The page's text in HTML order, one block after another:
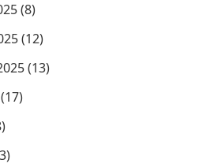
(8)
(12)
(13)
(17)